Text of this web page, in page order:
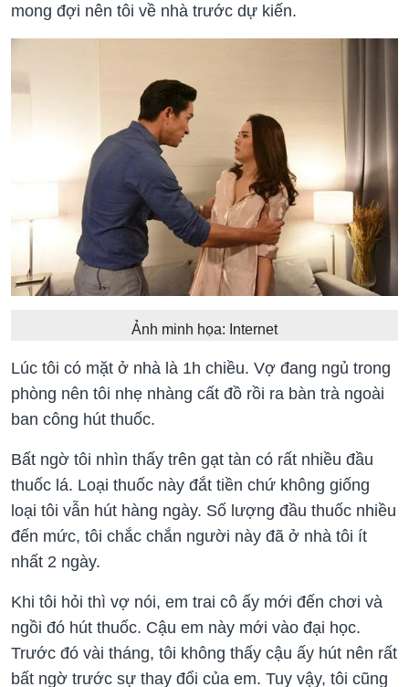
mong đợi nên tôi về nhà trước dự kiến.
Ảnh minh họa: Internet
Lúc tôi có mặt ở nhà là 1h chiều. Vợ đang ngủ trong
phòng nên tôi nhẹ nhàng cất đồ rồi ra bàn trà ngoài
ban công hút thuốc.
Bất ngờ tôi nhìn thấy trên gạt tàn có rất nhiều đầu
thuốc lá. Loại thuốc này đắt tiền chứ không giống
loại tôi vẫn hút hàng ngày. Số lượng đầu thuốc nhiều
đến mức, tôi chắc chắn người này đã ở nhà tôi ít
nhất 2 ngày.
Khi tôi hỏi thì vợ nói, em trai cô ấy mới đến chơi và
ngồi đó hút thuốc. Cậu em này mới vào đại học.
Trước đó vài tháng, tôi không thấy cậu ấy hút nên rất
bất ngờ trước sự thay đổi của em. Tuy vậy, tôi cũng